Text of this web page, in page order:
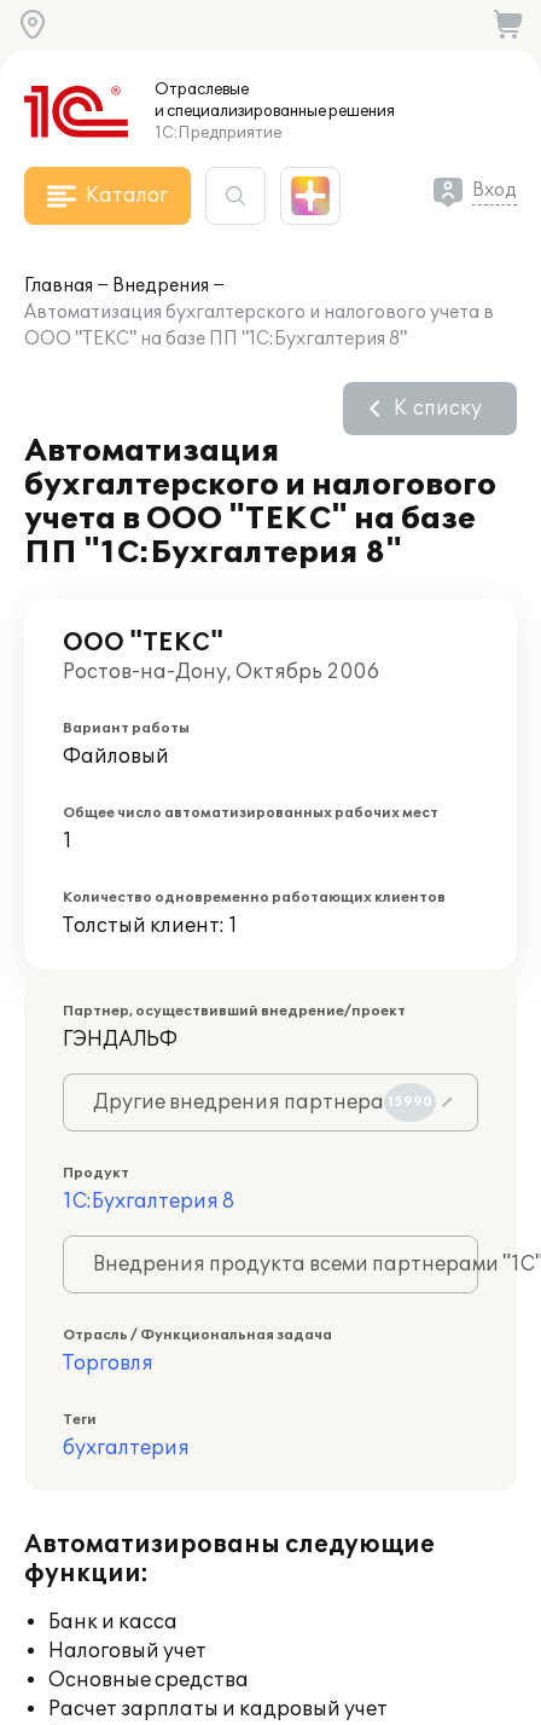
Отраслевые
и специализированныерешения
1С:Предприятие
Каталог Вход
Главная
Внедрения
Автоматизация бухгалтерского и налогового учета в
ООО "ТЕКС" на базе ПП "1С:Бухгалтерия 8"
Автоматизация
бухгалтерского и налогового
учета в ООО "ТЕКС" на базе
ПП "1С:Бухгалтерия 8"
К списку
ООО "ТЕКС"
Ростов-на-Дону, Октябрь 2006
Вариант работы
Файловый
Общее число автоматизированных рабочих мест
1
Количество одновременно работающих клиентов
Толстый клиент: 1
Партнер, осуществивший внедрение/проект
ГЭНДАЛЬФ
Другие внедрения партнера 15990
Продукт
1С:Бухгалтерия 8
Внедрения продукта всеми партнерами
Отрасль / Функциональная задача
Торговля
Теги
бухгалтерия
Автоматизированы следующие
функции:
Банк и касса
Налоговый учет
Основные средства
Расчет зарплаты и кадровый учет